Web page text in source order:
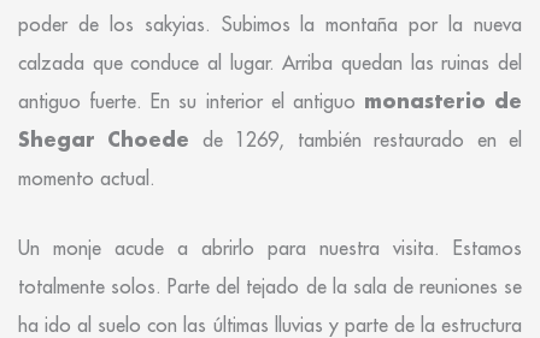
poder de los sakyias. Subimos la montaña por la nueva
calzada que conduce al lugar. Arriba quedan las ruinas del
antiguo fuerte. En su interior el antiguo monasterio de
Shegar Choede de 1269, también restaurado en el
momento actual.
Un monje acude a abrirlo para nuestra visita. Estamos
totalmente solos. Parte del tejado de la sala de reuniones se
ha ido al suelo con las últimas lluvias y parte de la estructura